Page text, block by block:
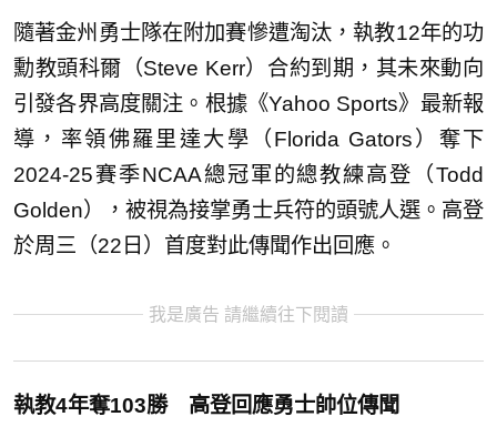
隨著金州勇士隊在附加賽慘遭淘汰，執教12年的功
勳教頭科爾（Steve Kerr）合約到期，其未來動向
引發各界高度關注。根據《Yahoo Sports》最新報
導，率領佛羅里達大學（Florida Gators）奪下
2024-25賽季NCAA總冠軍的總教練高登（Todd
Golden），被視為接掌勇士兵符的頭號人選。高登
於周三（22日）首度對此傳聞作出回應。
我是廣告 請繼續往下閱讀
執教4年奪103勝 高登回應勇士帥位傳聞